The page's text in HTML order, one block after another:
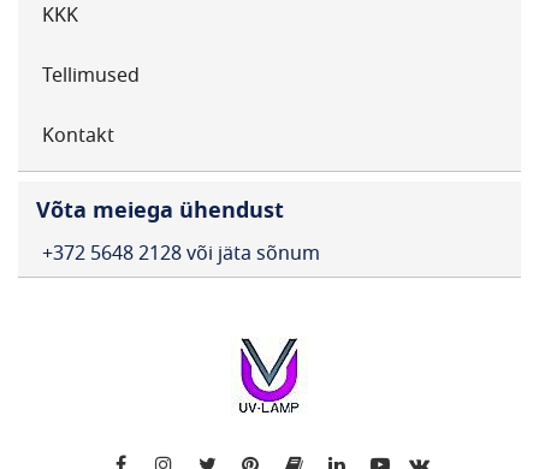
KKK
Tellimused
Kontakt
Võta meiega ühendust
+372 5648 2128 või jäta sõnum